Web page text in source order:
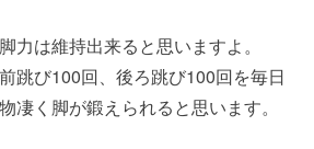
力は維持出来ると思いますよ。
跳び100回、後ろ跳び100回を毎日
凄く脚が鍛えられると思います。